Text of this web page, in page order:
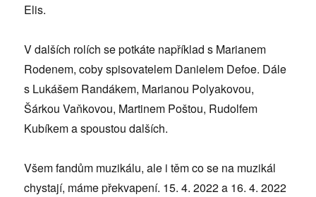
Elis.
V dalších rolích se potkáte například s Marianem
Rodenem, coby spisovatelem Danielem Defoe. Dále
s Lukášem Randákem, Marianou Polyakovou,
Šárkou Vaňkovou, Martinem Poštou, Rudolfem
Kubíkem a spoustou dalších.
Všem fandům muzikálu, ale i těm co se na muzikál
chystají, máme překvapení. 15. 4. 2022 a 16. 4. 2022